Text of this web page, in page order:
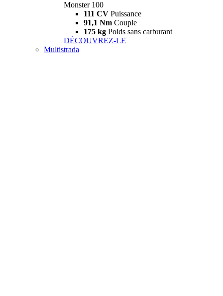
Monster 100
111 CV Puissance
91,1 Nm Couple
175 kg Poids sans carburant
DÉCOUVREZ-LE
Multistrada